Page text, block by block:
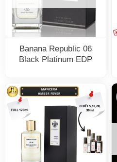
Banana Republic 06
Black Platinum EDP